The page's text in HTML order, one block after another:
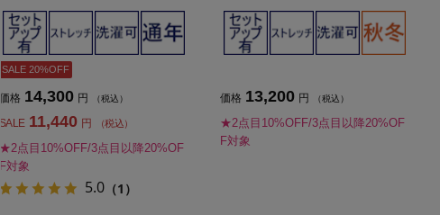
SALE 20%OFF
価格 14,300 円 （税込）
SALE 11,440 円 （税込）
★2点目10%OFF/3点目以降20%OF
F対象
5.0（1）
【レディース】
価格 13,200 円 （税込）
★2点目10%OFF/3点目以降20%OF
F対象